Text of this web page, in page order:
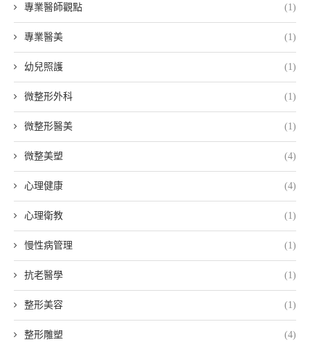
專業醫師觀點 (1)
專業醫美 (1)
幼兒照護 (1)
微整形外科 (1)
微整形醫美 (1)
微整美塑 (4)
心理健康 (4)
心理衛教 (1)
慢性病管理 (1)
抗老醫學 (1)
整形美容 (1)
整形雕塑 (4)